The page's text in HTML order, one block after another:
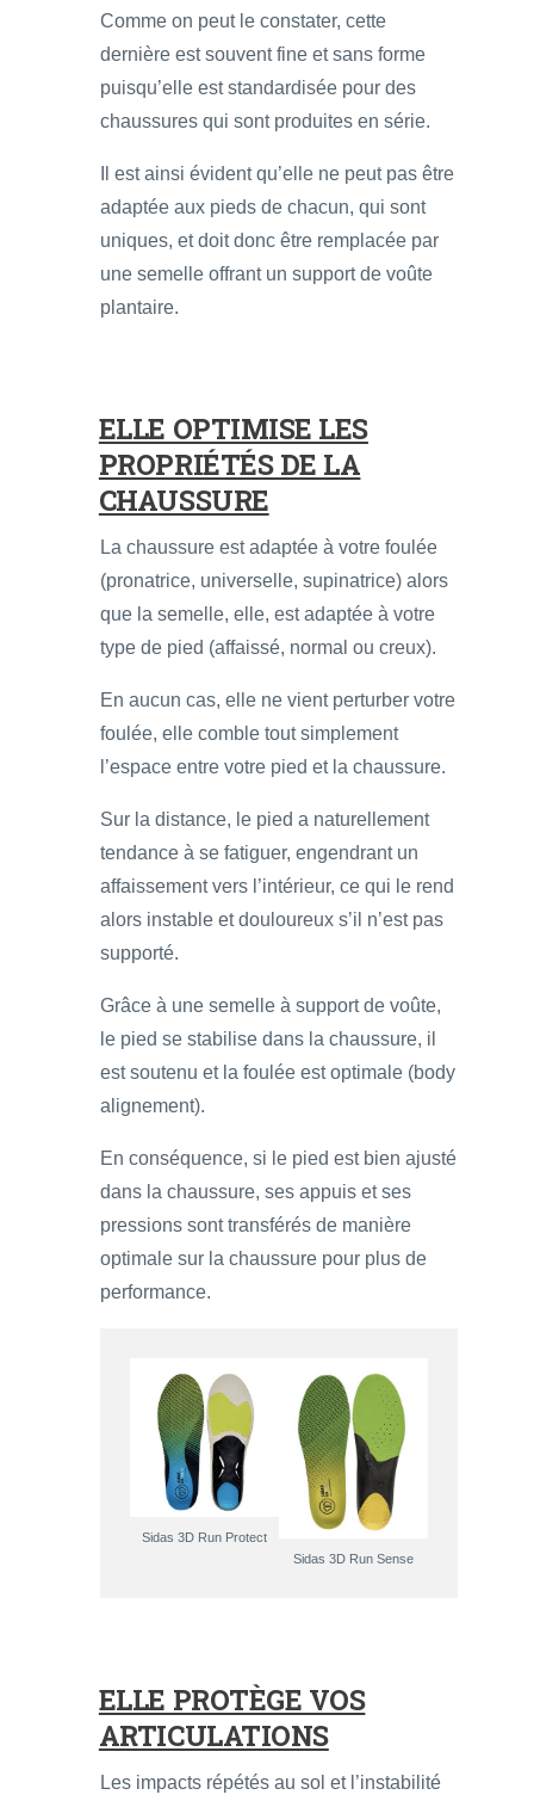
Comme on peut le constater, cette
dernière est souvent fine et sans forme
puisqu’elle est standardisée pour des
chaussures qui sont produites en série.
Il est ainsi évident qu’elle ne peut pas être
adaptée aux pieds de chacun, qui sont
uniques, et doit donc être remplacée par
une semelle offrant un support de voûte
plantaire.
ELLE OPTIMISE LES
PROPRIÉTÉS DE LA
CHAUSSURE
La chaussure est adaptée à votre foulée
(pronatrice, universelle, supinatrice) alors
que la semelle, elle, est adaptée à votre
type de pied (affaissé, normal ou creux).
En aucun cas, elle ne vient perturber votre
foulée, elle comble tout simplement
l’espace entre votre pied et la chaussure.
Sur la distance, le pied a naturellement
tendance à se fatiguer, engendrant un
affaissement vers l’intérieur, ce qui le rend
alors instable et douloureux s’il n’est pas
supporté.
Grâce à une semelle à support de voûte,
le pied se stabilise dans la chaussure, il
est soutenu et la foulée est optimale (body
alignement).
En conséquence, si le pied est bien ajusté
dans la chaussure, ses appuis et ses
pressions sont transférés de manière
optimale sur la chaussure pour plus de
performance.
Sidas 3D Run Protect
Sidas 3D Run Sense
ELLE PROTÈGE VOS
ARTICULATIONS
Les impacts répétés au sol et l’instabilité